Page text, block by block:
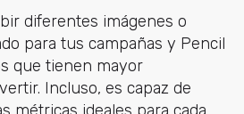
diferentes imágenes o
para tus campañas y Pencil
que tienen mayor
Incluso, es capaz de